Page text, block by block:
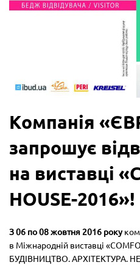
Компанія
запрошує
на виставці
HOUSE-2016»!
З 06 по 08 жовтня 2016 року
в Міжнародній виставці
БУДІВНИЦТВО. АРХІТЕКТУРА.